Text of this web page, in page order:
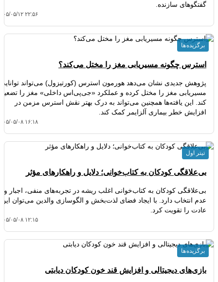
گفتگوهای سازنده.
۱۴۰۵/۰۵/۱۲
استرس چگونه مسیریابی مغز را مختل می‌کند؟
پژوهش جدیدی نشان می‌دهد هورمون استرس (کورتیزول) می‌تواند توانایی
مسیریابی مغز را مختل کرده و عملکرد «جی‌پی‌اس داخلی» مغز را
کند. این یافته‌ها همچنین می‌تواند به درک بهتر نقش استرس مزمن در
افزایش خطر بیماری آلزایمر کمک کند.
۱۴۰۵/۰۵/۰۸
برگزیده ها
بی‌علاقگی کودکان به کتاب‌خوانی؛ دلایل و راهکارهای مؤثر
بی‌علاقگی کودکان به کتاب‌خوانی اغلب ریشه در تجربه‌های منفی، اجبار و
عدم انتخاب دارد. با ایجاد فضای لذت‌بخش و الگوسازی والدین می‌توان این
عادت را تقویت کرد.
۱۴۰۵/۰۵/۰۸
تیتر اول
بازی‌های دیجیتالی و افزایش قند خون کودکان دیابتی
برگزیده ها